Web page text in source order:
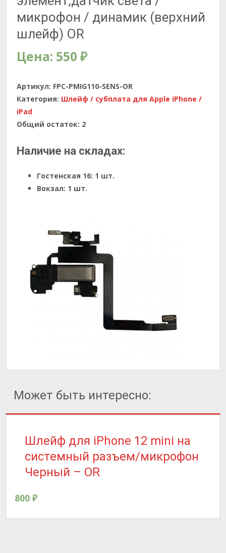
микрофон / динамик (верхний
шлейф) OR
Цена: 550 ₽
Артикул: FPC-PMIG110-SENS-OR
Категория: Шлейф / субплата для Apple iPhone /
iPad
Общий остаток: 2
Наличие на складах:
Гостенская 16: 1 шт.
Вокзал: 1 шт.
Может быть интересно:
Шлейф для iPhone 12 mini на
системный разъем/микрофон
Черный – OR
800 ₽